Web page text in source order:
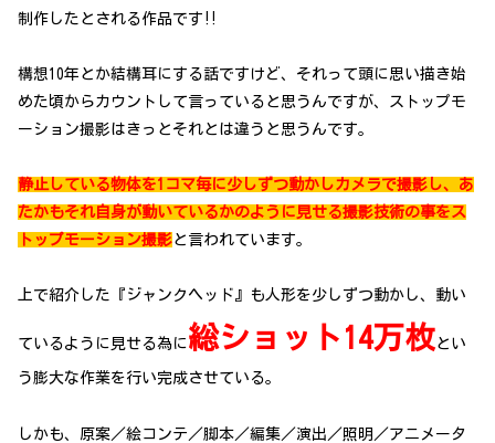
制作したとされる作品です‼
構想10年とか結構耳にする話ですけど、それって頭に思い描き始
めた頃からカウントして言っていると思うんですが、ストップモ
ーション撮影はきっとそれとは違うと思うんです。
静止している物体を1コマ毎に少しずつ動かしカメラで撮影し、あ
たかもそれ自身が動いているかのように見せる撮影技術の事をス
トップモーション撮影と言われています。
上で紹介した『ジャンクヘッド』も人形を少しずつ動かし、動い
ているように見せる為に総ショット14万枚とい
う膨大な作業を行い完成させている。
しかも、原案／絵コンテ／脚本／編集／演出／照明／アニメータ